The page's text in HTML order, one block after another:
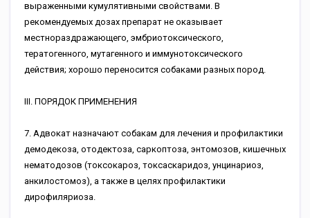
выраженными кумулятивными свойствами. В
рекомендуемых дозах препарат не оказывает
местнораздражающего, эмбриотоксического,
тератогенного, мутагенного и иммунотоксического
действия; хорошо переносится собаками разных пород.
III. ПОРЯДОК ПРИМЕНЕНИЯ
7. Адвокат назначают собакам для лечения и профилактики
демодекоза, отодектоза, саркоптоза, энтомозов, кишечных
нематодозов (токсокароз, токсаскаридоз, унцинариоз,
анкилостомоз), а также в целях профилактики
дирофиляриоза.